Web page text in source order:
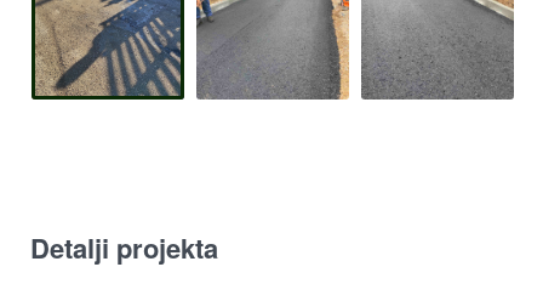
Detalji projekta